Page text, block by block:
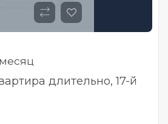
длительно, 17-й